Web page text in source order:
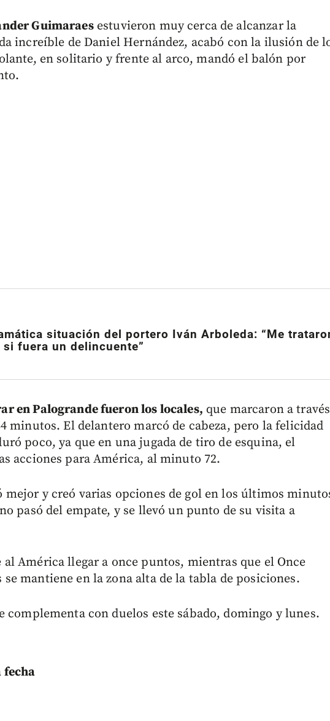
Guimaraesestuvieron muy cerca de alcanzar la
increíble de Daniel Hernández, acabó con la ilusión de
en solitario y frente al arco, mandó el balón por
situación del portero Iván Arboleda: “Me
si fuera un delincuente”
en Palogrande fueron los locales, que marcaron a través
minutos. El delantero marcó de cabeza, pero la felicidad
poco, ya que en una jugada de tiro de esquina, el
acciones para América, al minuto 72.
y creó varias opciones de gol en los últimos
pasó del empate, y se llevó un punto de su visita a
América llegar a once puntos, mientras que el Once
se mantiene en la zona alta de la tabla de posiciones.
complementa con duelos este sábado, domingo y lunes.
fecha